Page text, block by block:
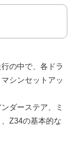
の中で、各ドラ
シンセットアッ
ダーステア、ミ
Z34の基本的な